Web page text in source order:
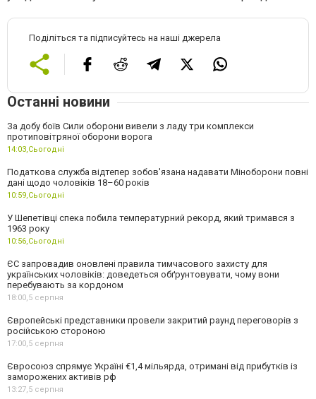
Поділіться та підписуйтесь на наші джерела
Останні новини
За добу боїв Сили оборони вивели з ладу три комплекси
протиповітряної оборони ворога
14:03, Сьогодні
Податкова служба відтепер зобов'язана надавати Міноборони повні
дані щодо чоловіків 18–60 років
10:59, Сьогодні
У Шепетівці спека побила температурний рекорд, який тримався з
1963 року
10:56, Сьогодні
ЄС запровадив оновлені правила тимчасового захисту для
українських чоловіків: доведеться обґрунтовувати, чому вони
перебувають за кордоном
18:00, 5 серпня
Європейські представники провели закритий раунд переговорів з
російською стороною
17:00, 5 серпня
Євросоюз спрямує Україні €1,4 мільярда, отримані від прибутків із
заморожених активів рф
13:27, 5 серпня